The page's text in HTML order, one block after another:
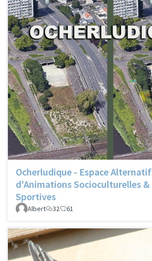
Ocherludique - Espace Alternatif
d'Animations Socioculturelles &
Sportives
Albert 32 61